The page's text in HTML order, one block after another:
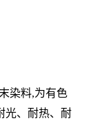
染料,为有色
光、耐热、耐